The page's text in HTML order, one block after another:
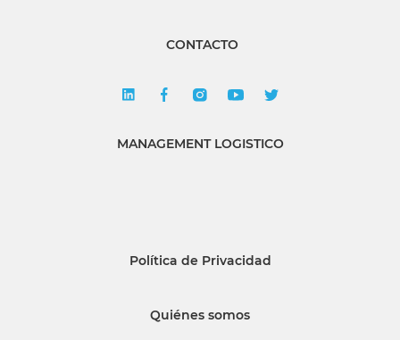
CONTACTO
MANAGEMENT LOGISTICO
Política de Privacidad
Quiénes somos